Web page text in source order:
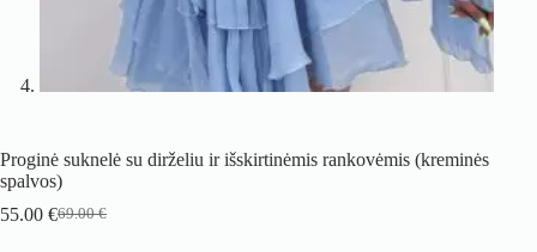
Proginė suknelė su dirželiu ir išskirtinėmis rankovėmis (kreminės
spalvos)
69.00€
Original
55.00 €Current